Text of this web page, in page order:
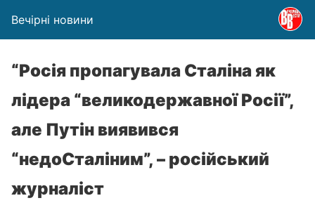
Вечірні новини
“Росія пропагувала Сталіна як
лідера “великодержавної Росії”,
але Путін виявився
“недоСталіним”, – російський
журналіст